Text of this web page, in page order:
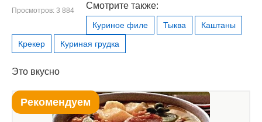
Просмотров: 3 884 Смотрите также:
Куриное филе Тыква
Каштаны
Крекер
Куриная грудка
Это вкусно
Рекомендуем